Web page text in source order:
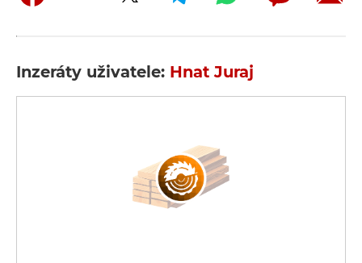
Inzeráty uživatele: Hnat Juraj